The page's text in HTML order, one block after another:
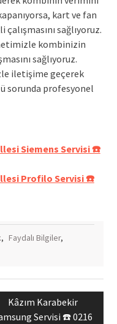
kart ve fan
sağlıyoruz.
kombinizin
sağlıyoruz.
iletişime geçerek
sorunda profesyonel
Siemens Servisi ☎️
Profilo Servisi ☎️
, Faydalı Bilgiler,
Next
post:
Kâzım Karabekir
Servisi ☎️ 0216